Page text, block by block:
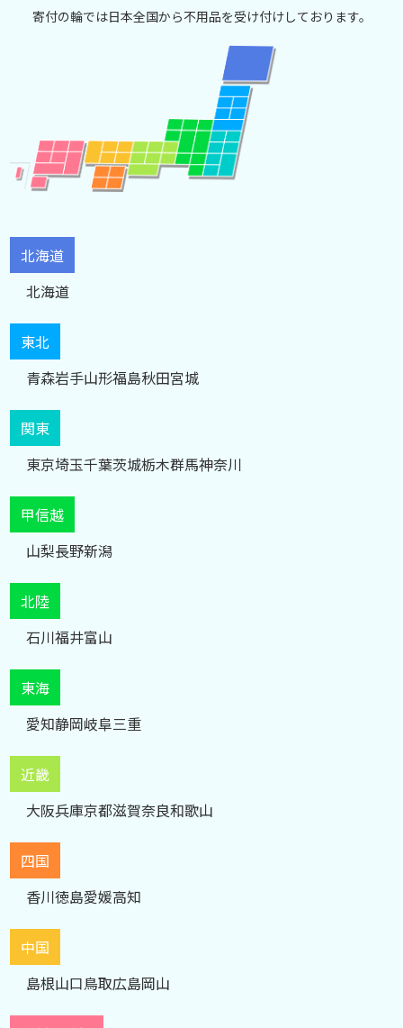
寄付の輪では日本全国から不用品を受け付けしております。
北海道
北海道
東北
青森岩手山形福島秋田宮城
関東
東京埼玉千葉茨城栃木群馬神奈川
甲信越
山梨長野新潟
北陸
石川福井富山
東海
愛知静岡岐阜三重
近畿
大阪兵庫京都滋賀奈良和歌山
四国
香川徳島愛媛高知
中国
島根山口鳥取広島岡山